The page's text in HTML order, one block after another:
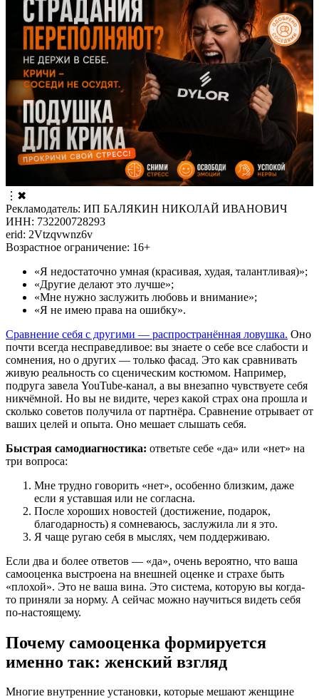
⋮ ✖
Рекламодатель: ИП БАЛЯКИН НИКОЛАЙ ИВАНОВИЧ
ИНН: 732200728293
erid: 2Vtzqvwnz6v
Возрастное ограничение: 16+
«Я недостаточно умная (красивая, худая, талантливая)»;
«Другие делают это лучше»;
«Мне нужно заслужить любовь и внимание»;
«Я не имею права на ошибку».
Сравнение себя с другими — распространённая ловушка. Оно
почти всегда несправедливое: вы знаете о себе все слабости и
сомнения, но о других — только фасад. Это как сравнивать
живую реальность со сценическим костюмом. Например,
подруга завела YouTube-канал, а вы внезапно чувствуете себя
никчёмной. Но вы не видите, через какой страх она прошла и
сколько советов получила от партнёра. Сравнение отрывает от
ваших целей и опыта. Оно мешает слышать себя.
Быстрая самодиагностика: ответьте себе «да» или «нет» на
три вопроса:
Мне трудно говорить «нет», особенно близким, даже
если я уставшая или не согласна.
После хороших новостей (достижение, подарок,
благодарность) я сомневаюсь, заслужила ли я это.
Я чаще ругаю себя в мыслях, чем поддерживаю.
Если два и более ответов — «да», очень вероятно, что ваша
самооценка выстроена на внешней оценке и страхе быть
«плохой». Это не ваша вина. Это система, которую вы когда-
то приняли за норму. А сейчас можно научиться видеть себя
по-настоящему.
Почему самооценка формируется
именно так: женский взгляд
Многие внутренние установки, которые мешают женщине